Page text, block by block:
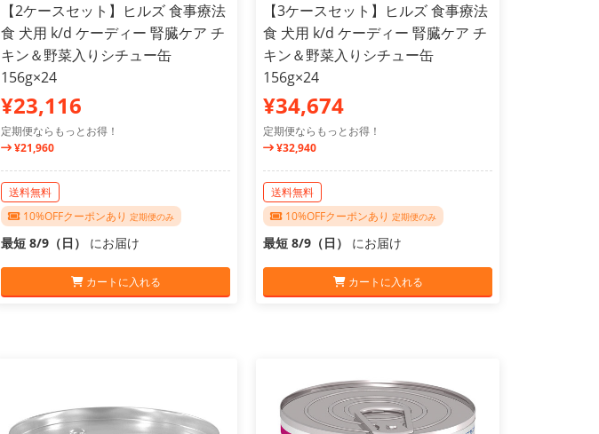
【2ケースセット】ヒルズ 食事療法
食 犬用 k/d ケーディー 腎臓ケア チ
キン＆野菜入りシチュー缶
156g×24
¥23,116
定期便ならもっとお得！
¥21,960
送料無料
10%OFFクーポンあり 定期便のみ
最短 8/9（日） にお届け
カートに入れる
【3ケースセット】ヒルズ 食事療法
食 犬用 k/d ケーディー 腎臓ケア チ
キン＆野菜入りシチュー缶
156g×24
¥34,674
定期便ならもっとお得！
¥32,940
送料無料
10%OFFクーポンあり 定期便のみ
最短 8/9（日） にお届け
カートに入れる